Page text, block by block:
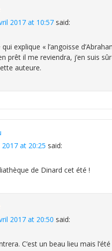
2017 at 10:57 said:
explique « l’angoisse
prêt il me reviendra, j’en suis
auteure.
2017 at 20:25 said:
de Dinard cet été !
2017 at 20:50 said:
C’est un beau lieu mais